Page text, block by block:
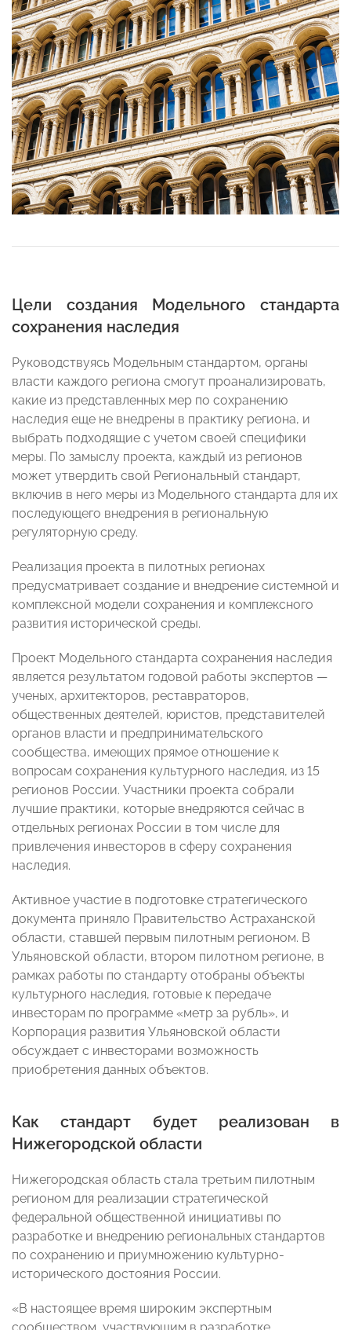
Цели создания Модельного стандарта
сохранения наследия
Руководствуясь Модельным стандартом, органы
власти каждого региона смогут проанализировать,
какие из представленных мер по сохранению
наследия еще не внедрены в практику региона, и
выбрать подходящие с учетом своей специфики
меры. По замыслу проекта, каждый из регионов
может утвердить свой Региональный стандарт,
включив в него меры из Модельного стандарта для их
последующего внедрения в региональную
регуляторную среду.
Реализация проекта в пилотных регионах
предусматривает создание и внедрение системной и
комплексной модели сохранения и комплексного
развития исторической среды.
Проект Модельного стандарта сохранения наследия
является результатом годовой работы экспертов —
ученых, архитекторов, реставраторов,
общественных деятелей, юристов, представителей
органов власти и предпринимательского
сообщества, имеющих прямое отношение к
вопросам сохранения культурного наследия, из 15
регионов России. Участники проекта собрали
лучшие практики, которые внедряются сейчас в
отдельных регионах России в том числе для
привлечения инвесторов в сферу сохранения
наследия.
Активное участие в подготовке стратегического
документа приняло Правительство Астраханской
области, ставшей первым пилотным регионом. В
Ульяновской области, втором пилотном регионе, в
рамках работы по стандарту отобраны объекты
культурного наследия, готовые к передаче
инвесторам по программе «метр за рубль», и
Корпорация развития Ульяновской области
обсуждает с инвесторами возможность
приобретения данных объектов.
Как стандарт будет реализован в
Нижегородской области
Нижегородская область стала третьим пилотным
регионом для реализации стратегической
федеральной общественной инициативы по
разработке и внедрению региональных стандартов
по сохранению и приумножению культурно-
исторического достояния России.
«В настоящее время широким экспертным